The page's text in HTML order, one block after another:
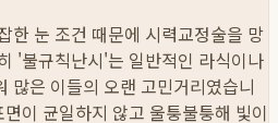
한 눈 조건 때문에 시력교정술을 망
'불규칙난시'는 일반적인 라식이나
많은 이들의 오랜 고민거리였습니
이 균일하지 않고 울퉁불퉁해 빛이